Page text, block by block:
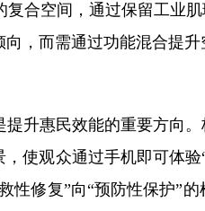
合空间，通过保留工业
，而需通过功能混合提
惠民效能的重要方向
使观众通过手机即可体
性修复”向“预防性保护”